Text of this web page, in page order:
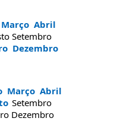
Março Abril
Setembro
Dezembro
Março Abril
Setembro
Dezembro